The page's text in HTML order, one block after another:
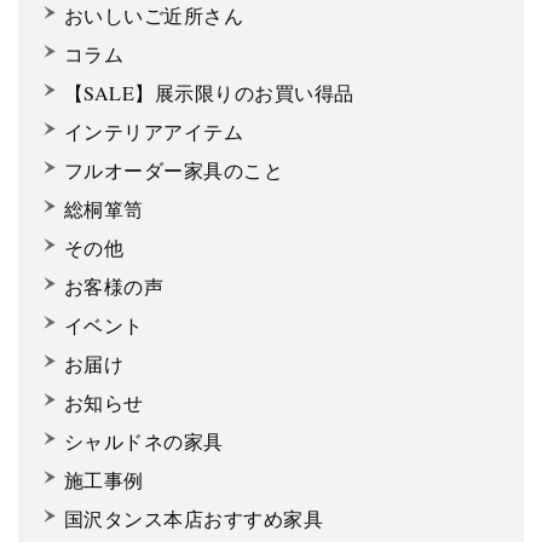
おいしいご近所さん
コラム
【SALE】展示限りのお買い得品
インテリアアイテム
フルオーダー家具のこと
総桐箪笥
その他
お客様の声
イベント
お届け
お知らせ
シャルドネの家具
施工事例
国沢タンス本店おすすめ家具